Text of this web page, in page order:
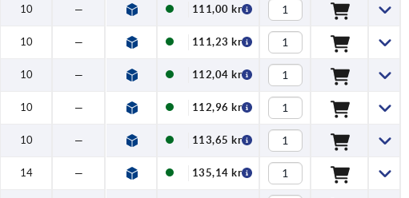
10 — 111,00 kr
10 — 111,23 kr
10 — 112,04 kr
10 — 112,96 kr
10 — 113,65 kr
14 — 135,14 kr